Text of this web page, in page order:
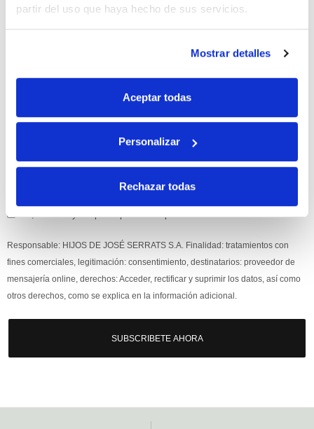
partir del uso que haya hecho de sus servicios.
Mostrar detalles
Aceptar todas
Personalizar
Rechazar todas
10% de descuento
con tu primera compra.
a nuestra newsletter para recibir nuestras
Responsable: HIJOS DE JOSÉ SERRATS S.A. Finalidad: tratamientos con
fines comerciales, legitimación: consentimiento, destinatarios: proveedor de
mensajería online, derechos: Acceder, rectificar y suprimir los datos, así como
otros derechos, como se explica en la información adicional.
SUBSCRIBETE AHORA